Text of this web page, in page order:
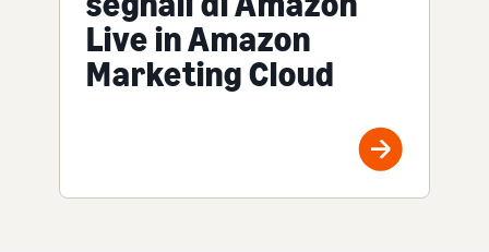
Live in Amazon
Marketing Cloud